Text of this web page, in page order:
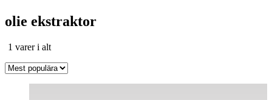
olie ekstraktor
1 varer i altSortera
popularitet